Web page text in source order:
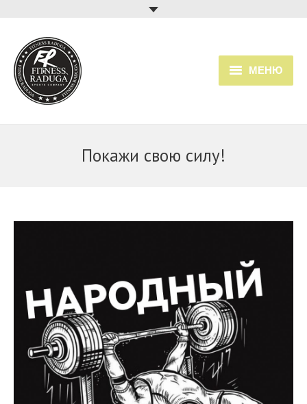
МЕНЮ
Покажи свою силу!